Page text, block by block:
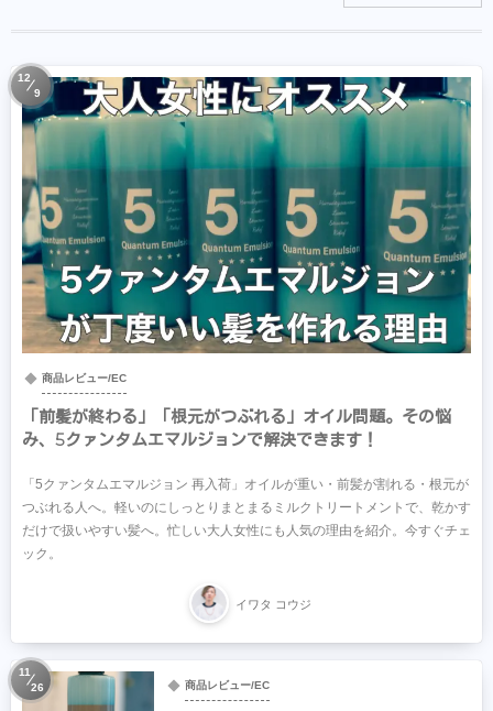
商品レビュー/EC
「前髪が終わる」「根元がつぶれる」オイル問題。その悩
み、5クァンタムエマルジョンで解決できます！
「5クァンタムエマルジョン 再入荷」オイルが重い・前髪が割れる・根元が
つぶれる人へ。軽いのにしっとりまとまるミルクトリートメントで、乾かす
だけで扱いやすい髪へ。忙しい大人女性にも人気の理由を紹介。今すぐチェ
ック。
イワタ コウジ
12
9
商品レビュー/EC
11
26